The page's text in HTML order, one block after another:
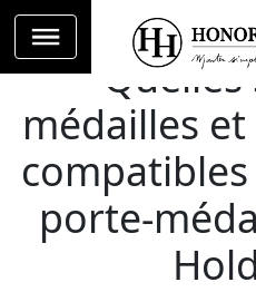
médailles
porte-